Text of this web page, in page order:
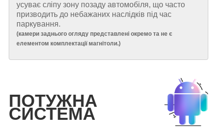
усуває сліпу зону позаду автомобіля, що часто
призводить до небажаних наслідків під час
паркування.
(камери заднього огляду представлені окремо та не є
елементом комплектації магнітоли.)
ПОТУЖНА
СИСТЕМА